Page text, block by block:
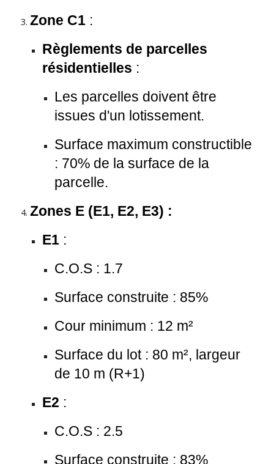
Zone C1 :
Règlements de parcelles
résidentielles :
Les parcelles doivent être
issues d'un lotissement.
Surface maximum constructible
: 70% de la surface de la
parcelle.
Zones E (E1, E2, E3) :
E1 :
C.O.S : 1.7
Surface construite : 85%
Cour minimum : 12 m²
Surface du lot : 80 m², largeur
de 10 m (R+1)
E2 :
C.O.S : 2.5
Surface construite : 83%